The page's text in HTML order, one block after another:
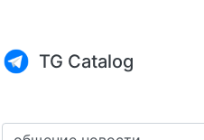
TG Catalog